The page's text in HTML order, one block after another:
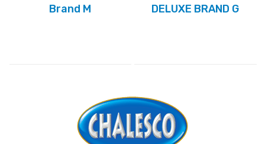
Brand M
DELUXE BRAND G